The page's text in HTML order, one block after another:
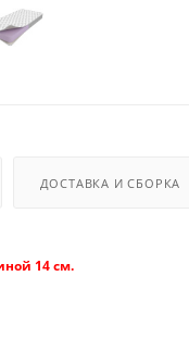
ДОСТАВКА И СБОРКА
14 см.